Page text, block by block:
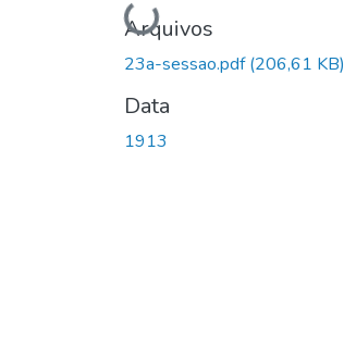
Carregando...
Arquivos
23a-sessao.pdf(206,61 KB)
Data
1913